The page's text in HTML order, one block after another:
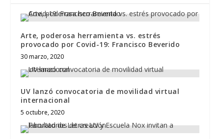
Arte, poderosa herramienta vs. estrés
provocado por Covid-19: Francisco Beverido
30 marzo, 2020
UV lanzó convocatoria de movilidad virtual
internacional
5 octubre, 2020